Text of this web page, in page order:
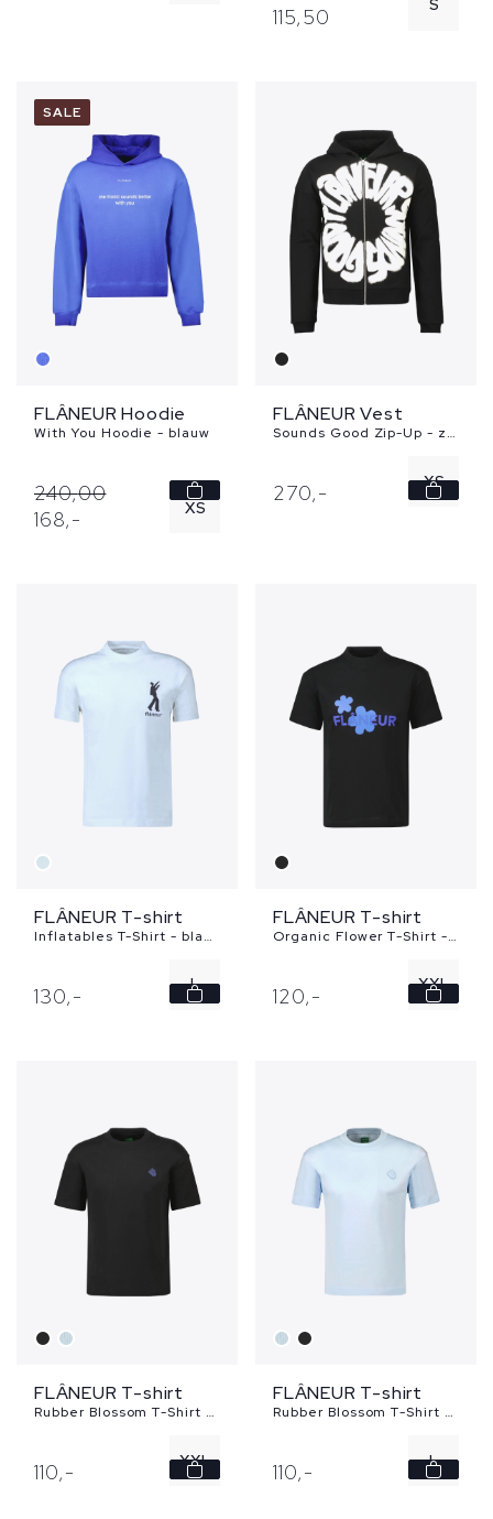
115,50 S
SALE
FLÂNEUR Hoodie
With You Hoodie - blauw
240,00
168,- XS
FLÂNEUR Vest
Sounds Good Zip-Up - zwart
270,- XS
FLÂNEUR T-shirt
Inflatables T-Shirt - blauw
130,- L
FLÂNEUR T-shirt
Organic Flower T-Shirt - zwart
120,- XXL
FLÂNEUR T-shirt
Rubber Blossom T-Shirt - zwart
110,- XXL
FLÂNEUR T-shirt
Rubber Blossom T-Shirt - blauw
110,- L